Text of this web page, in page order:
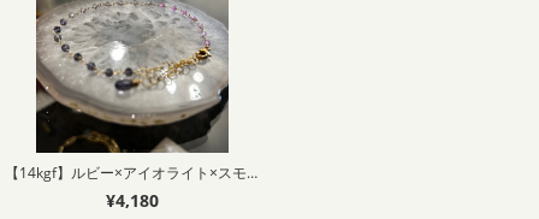
【14kgf】ルビー×アイオライト×スモーキークォーツ
¥4,180